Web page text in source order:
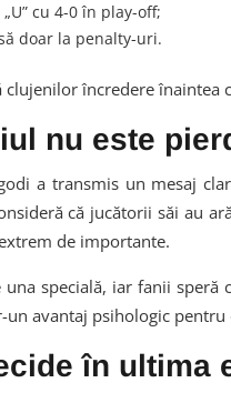
cu 4-0 în play-off;
doar la penalty-uri.
clujenilor încredere
nu este
a transmis un mesaj
că jucătorii săi au
de importante.
specială, iar fanii
avantaj psihologic pentru
în ultima